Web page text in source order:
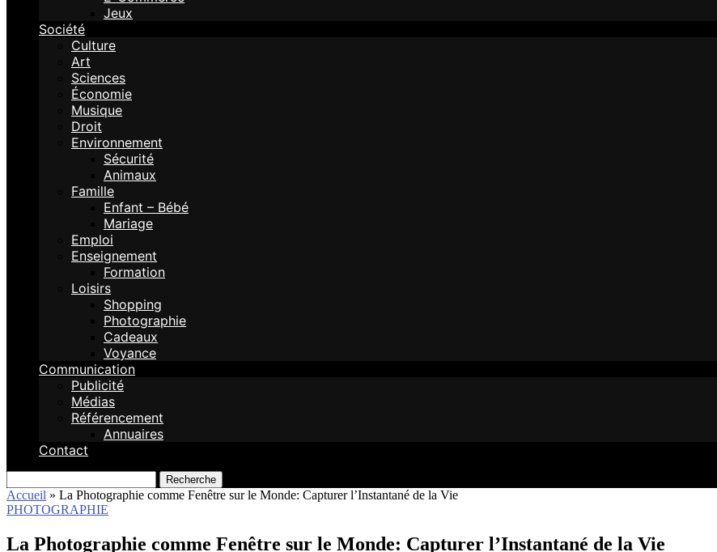
Jeux
Société
Culture
Art
Sciences
Économie
Musique
Droit
Environnement
Sécurité
Animaux
Famille
Enfant – Bébé
Mariage
Emploi
Enseignement
Formation
Loisirs
Shopping
Photographie
Cadeaux
Voyance
Communication
Publicité
Médias
Référencement
Annuaires
Contact
Recherche
Accueil » La Photographie comme Fenêtre sur le Monde: Capturer l’Instantané de la Vie
PHOTOGRAPHIE
La Photographie comme Fenêtre sur le Monde: Capturer l’Instantané de la Vie